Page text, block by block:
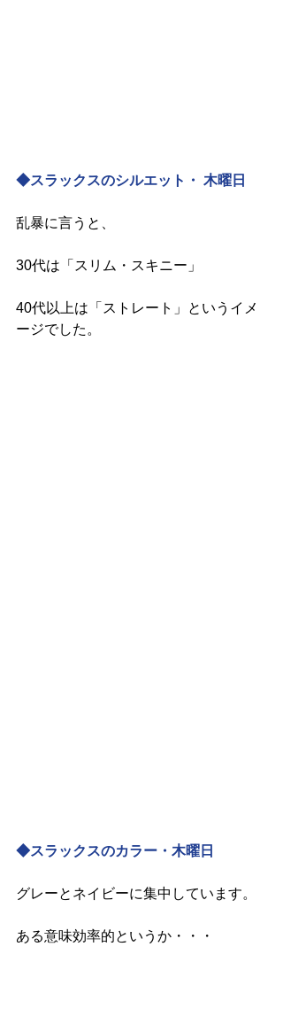
◆スラックスのシルエット・ 木曜日
乱暴に言うと、
30代は「スリム・スキニー」
40代以上は「ストレート」というイメ
ージでした。
◆スラックスのカラー・木曜日
グレーとネイビーに集中しています。
ある意味効率的というか・・・